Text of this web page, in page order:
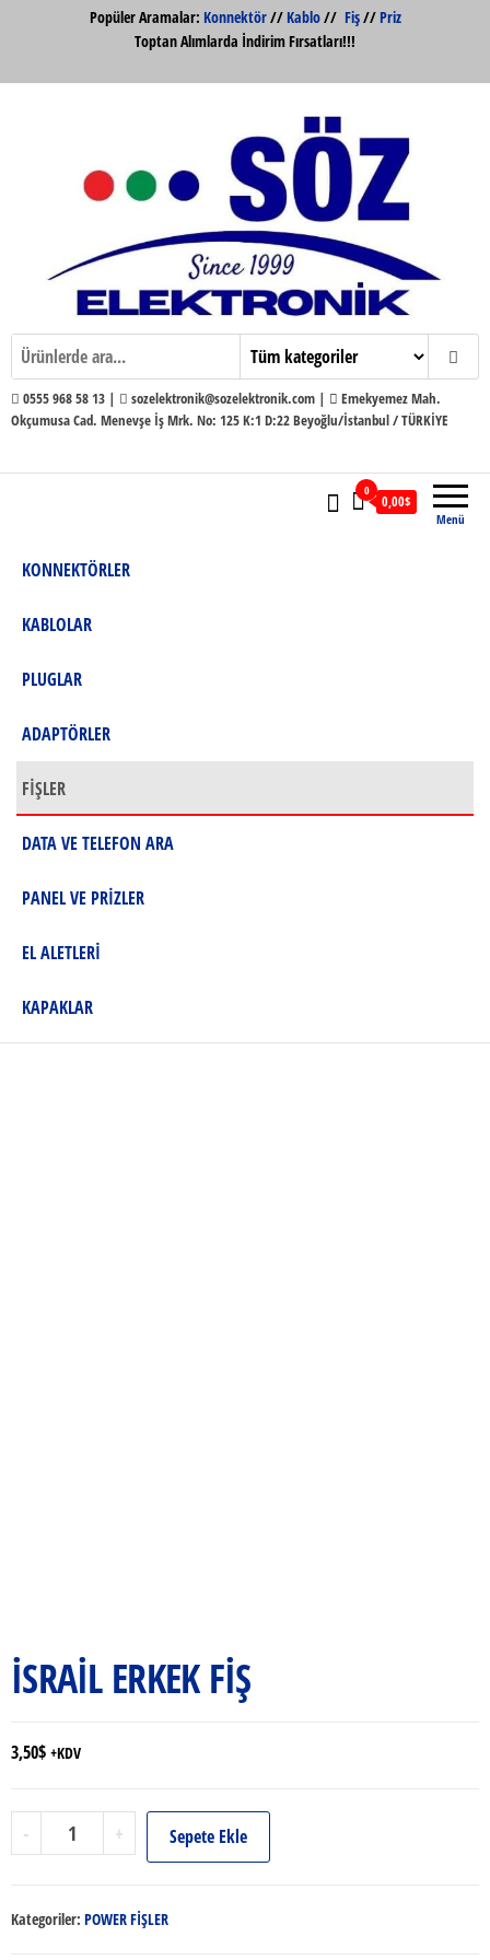
Popüler Aramalar: Konnektör//Kablo// Fiş//Priz
Toptan Alımlarda İndirim Fırsatları!!!
Söz Elektronik Konnektör ve Kabloları
Toptan ve Perakende
Söz Elektronik
0555 968 58 13 | sozelektronik@sozelektronik.com |
Emekyemez Mah.
Okçumusa Cad. Menevşe İş Mrk. No: 125 K:1 D:22 Beyoğlu/İstanbul / TÜRKİYE
Menü
0
0,00$
KONNEKTÖRLER
KABLOLAR
PLUGLAR
ADAPTÖRLER
FİŞLER
DATA VE TELEFON ARA
PANEL VE PRİZLER
EL ALETLERİ
KAPAKLAR
İSRAİL ERKEK FİŞ
3,50$ +KDV
-
İSRAİL
ERKEK
+ Sepete Ekle
Kategoriler: POWER FİŞLER